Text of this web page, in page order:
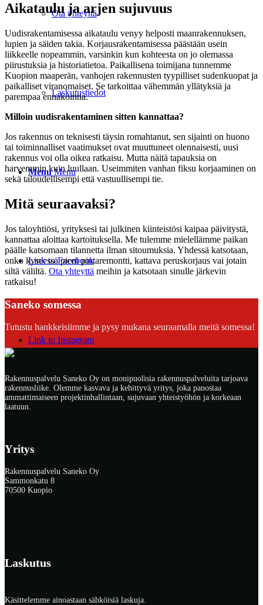
Ota yhteyttä
Laskutustiedot
Menu Menu
Link to Facebook
Link to Instagram
Aikataulu ja arjen sujuvuus
Uudisrakentamisessa aikataulu venyy helposti maanrakennuksen,
lupien ja säiden takia. Korjausrakentamisessa päästään usein
liikkeelle nopeammin, varsinkin kun kohteesta on jo olemassa
piirustuksia ja historiatietoa. Paikallisena toimijana tunnemme
Kuopion maaperän, vanhojen rakennusten tyypilliset sudenkuopat ja
paikalliset viranomaiset. Se tarkoittaa vähemmän yllätyksiä ja
parempaa ennakointia.
Milloin uudisrakentaminen sitten kannattaa?
Jos rakennus on teknisesti täysin romahtanut, sen sijainti on huono
tai toiminnalliset vaatimukset ovat muuttuneet olennaisesti, uusi
rakennus voi olla oikea ratkaisu. Mutta näitä tapauksia on
harvemmin kuin luullaan. Useimmiten vanhan fiksu korjaaminen on
sekä taloudellisempi että vastuullisempi tie.
Mitä seuraavaksi?
Jos taloyhtiösi, yrityksesi tai julkinen kiinteistösi kaipaa päivitystä,
kannattaa aloittaa kartoituksella. Me tulemme mielellämme paikan
päälle katsomaan tilannetta ilman sitoumuksia. Yhdessä katsotaan,
onko kyseessä pieni pintaremontti, kattava peruskorjaus vai jotain
siltä väliltä. Ota yhteyttä meihin ja katsotaan sinulle järkevin
ratkaisu!
Saneko somessa
Tutustu hankkeisiimme ja pysy mukana seuraamalla meitä somessa!
Rakennuspalvelu Saneko Oy on monipuolisia rakennuspalveluita tarjoava
rakennusliike. Olemme kasvava ja kehittyvä yritys, joka panostaa
ammattimaiseen projektinhallintaan, sujuvaan yhteistyöhön ja korkeaan
laatuun.
Yritys
Rakennuspalvelu Saneko Oy
Sammonkatu 8
70500 Kuopio
Laskutus
Käsittelemme ainoastaan sähköisiä laskuja.